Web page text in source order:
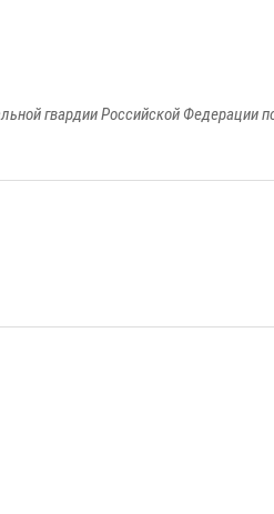
гвардии Российской Федерации